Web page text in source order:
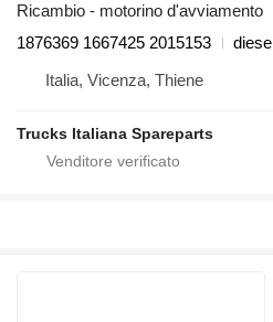
Ricambio - motorino d'avviamento
1876369 1667425 2015153
diesel
Italia, Vicenza, Thiene
Trucks Italiana Spareparts